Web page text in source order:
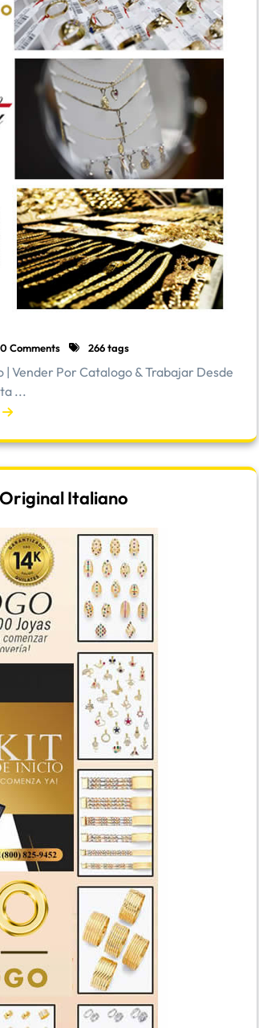
0 Comments 266 tags
Vender Por Catalogo & Trabajar Desde
...
Italiano